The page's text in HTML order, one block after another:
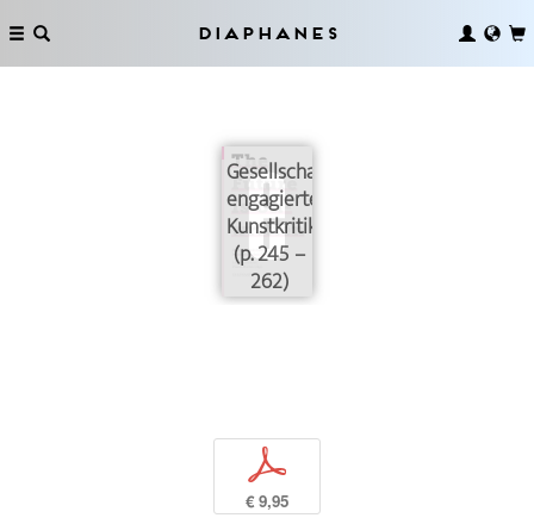
Diaphanes
Gesellschaftlich
engagierte
Kunstkritik
(p. 245 –
262)
p
€ 9,95